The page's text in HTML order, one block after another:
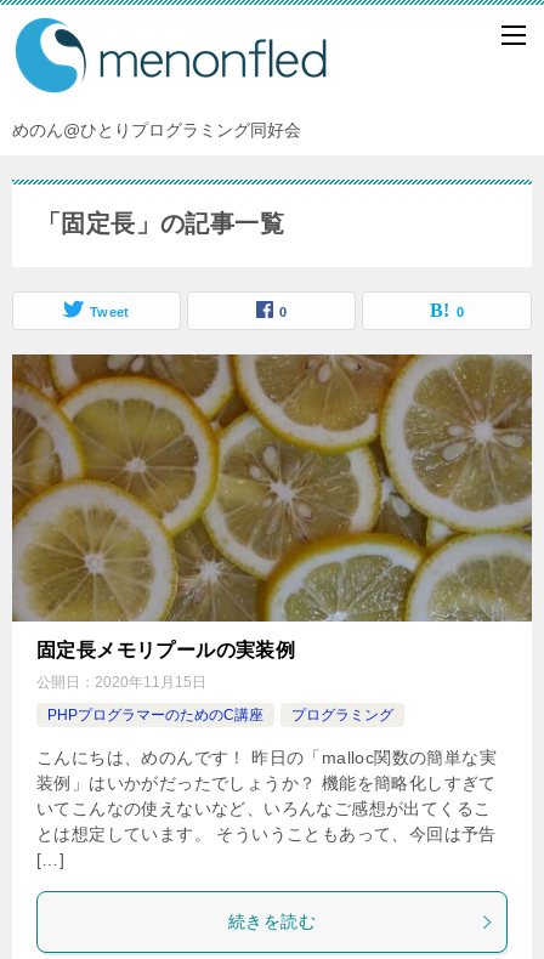
めのん@ひとりプログラミング同好会
「固定長」の記事一覧
Tweet 0 0
固定長メモリプールの実装例
公開日： 2020年11月15日
PHPプログラマーのためのC講座
プログラミング
こんにちは、めのんです！ 昨日の「malloc関数の簡単な実
装例」はいかがだったでしょうか？ 機能を簡略化しすぎて
いてこんなの使えないなど、いろんなご感想が出てくるこ
とは想定しています。 そういうこともあって、今回は予告
[…]
続きを読む